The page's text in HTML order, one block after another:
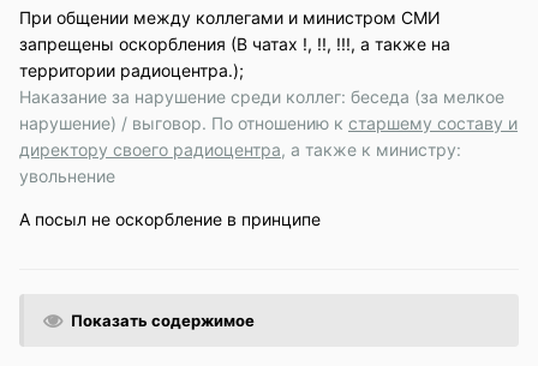
При общении между коллегами и министром СМИ
запрещены оскорбления (В чатах !, !!, !!!, а также на
территории радиоцентра.);
Наказание за нарушение среди коллег: беседа (за мелкое
нарушение) / выговор. По отношению к старшему составу и
директору своего радиоцентра, а также к министру:
увольнение
А посыл не оскорбление в принципе
Показать содержимое